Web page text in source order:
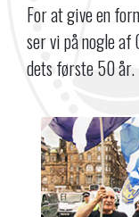
For at give en
ser vi på nogle af
dets første 50 år.